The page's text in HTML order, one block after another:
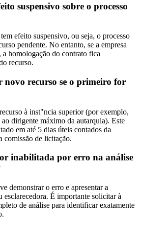
suspensivo sobre o processo
efeito suspensivo, ou seja, o processo
pendente. No entanto, se a empresa
a homologação do contrato fica
recurso.
novo recurso se o primeiro for
à inst"ncia superior (por exemplo,
dirigente máximo da autarquia). Este
em até 5 dias úteis contados da
comissão de licitação.
inabilitada por erro na análise
demonstrar o erro e apresentar a
esclarecedora. É importante solicitar à
de análise para identificar exatamente